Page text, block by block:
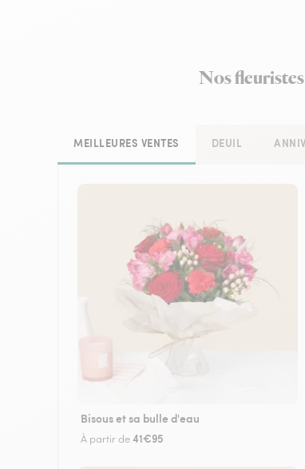
Nos
MEILLEURES VENTES DEUIL
Bisous et sa bulle d'eau
À partir de41€95